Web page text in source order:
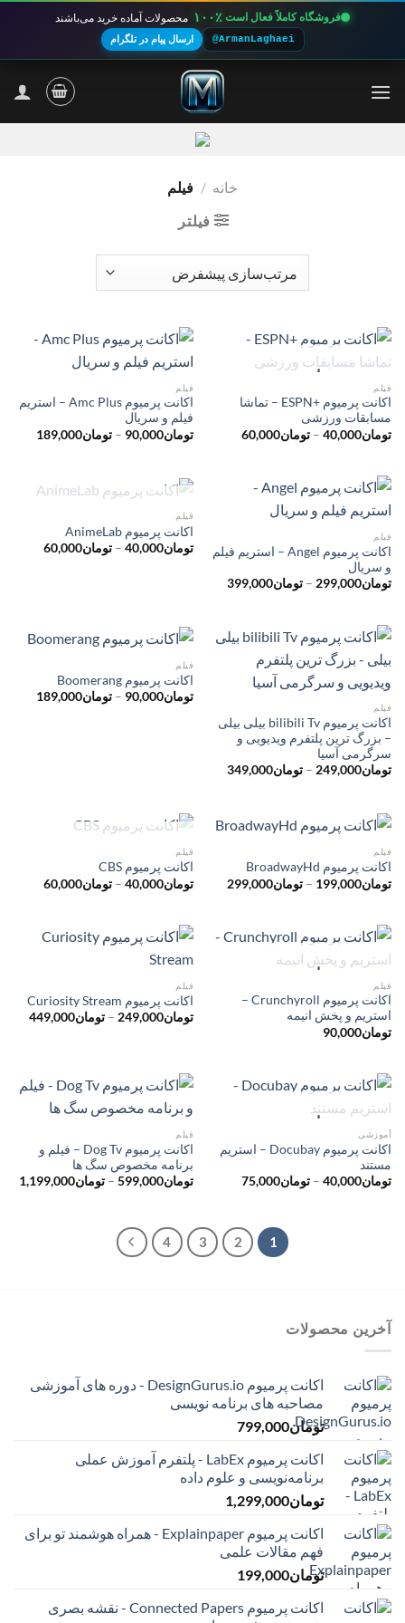
فروشگاه کاملاً فعال است ۱۰۰٪ محصولات آماده خرید می‌باشند
@ArmanLaghaei ارسال پیام در تلگرام
خانه / فیلم
فیلتر
ناموجود
فیلم
اکانت پرمیوم +ESPN – تماشا
مسابقات ورزشی
تومان40,000
– تومان60,000محدوده
فیلم
اکانت پرمیوم Amc Plus – استریم
فیلم و سریال
تومان90,000
– تومان189,000
فیلم
اکانت پرمیوم Angel – استریم فیلم
و سریال
تومان299,000
– تومان399,000محدوده
فیلم
اکانت پرمیوم AnimeLab
تومان40,000
– تومان60,000محدوده
فیلم
اکانت پرمیوم bilibili Tv بیلی بیلی
– بزرگ ترین پلتفرم ویدیویی و
سرگرمی آسیا
تومان249,000
– تومان349,000محدوده
فیلم
اکانت پرمیوم Boomerang
تومان90,000
– تومان189,000
فیلم
اکانت پرمیوم BroadwayHd
تومان199,000
– تومان299,000محدوده
تومان299,000
فیلم
اکانت پرمیوم CBS
تومان40,000
– تومان60,000محدوده
تومان60,000
ناموجود
فیلم
اکانت پرمیوم Crunchyroll –
استریم و پخش انیمه
تومان90,000
فیلم
اکانت پرمیوم Curiosity Stream
تومان249,000
– تومان449,000
ناموجود
آموزشی
اکانت پرمیوم Docubay – استریم
مستند
تومان40,000
– تومان75,000محدوده
تومان75,000
فیلم
اکانت پرمیوم Dog Tv – فیلم و
برنامه مخصوص سگ ها
تومان599,000
– تومان1,199,000
1
2
3
4
آخرین محصولات
اکانت پرمیوم DesignGurus.io - دوره ‌های آموزشی
مصاحبه ‌های برنامه نویسی
تومان799,000
اکانت پرمیوم LabEx - پلتفرم آموزش عملی
برنامه‌نویسی و علوم داده
تومان1,299,000
اکانت پرمیوم Explainpaper - همراه هوشمند تو برای
فهم مقالات علمی
تومان199,000
اکانت پرمیوم Connected Papers - نقشه بصری